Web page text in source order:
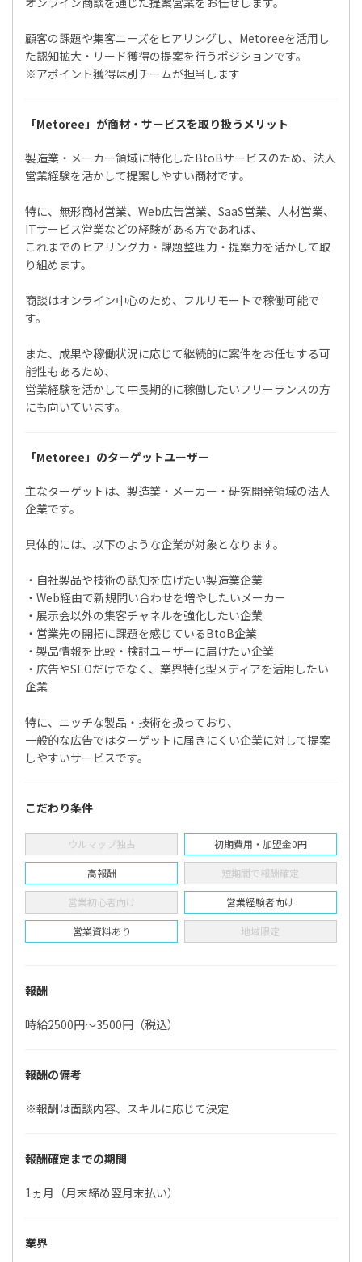
顧客の課題や集客ニーズをヒアリングし、Metoreeを活用し
た認知拡大・リード獲得の提案を行うポジションです。
※アポイント獲得は別チームが担当します
「Metoree」が商材・サービスを取り扱うメリット
製造業・メーカー領域に特化したBtoBサービスのため、法人
営業経験を活かして提案しやすい商材です。
特に、無形商材営業、Web広告営業、SaaS営業、人材営業、
ITサービス営業などの経験がある方であれば、
これまでのヒアリング力・課題整理力・提案力を活かして取
り組めます。
商談はオンライン中心のため、フルリモートで稼働可能で
す。
また、成果や稼働状況に応じて継続的に案件をお任せする可
能性もあるため、
営業経験を活かして中長期的に稼働したいフリーランスの方
にも向いています。
「Metoree」のターゲットユーザー
主なターゲットは、製造業・メーカー・研究開発領域の法人
企業です。
具体的には、以下のような企業が対象となります。
・自社製品や技術の認知を広げたい製造業企業
・Web経由で新規問い合わせを増やしたいメーカー
・展示会以外の集客チャネルを強化したい企業
・営業先の開拓に課題を感じているBtoB企業
・製品情報を比較・検討ユーザーに届けたい企業
・広告やSEOだけでなく、業界特化型メディアを活用したい
企業
特に、ニッチな製品・技術を扱っており、
一般的な広告ではターゲットに届きにくい企業に対して提案
しやすいサービスです。
こだわり条件
ウルマップ独占 初期費用・加盟金0円
高報酬 短期間で報酬確定
営業初心者向け 営業経験者向け
営業資料あり 地域限定
報酬
時給2500円～3500円（税込）
報酬の備考
※報酬は面談内容、スキルに応じて決定
報酬確定までの期間
1ヵ月（月末締め翌月末払い）
業界